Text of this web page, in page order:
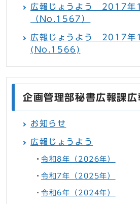
広報じょうよう 2017年
（No.1567）
広報じょうよう 2017年
(No.1566)
企画管理部秘書広報課広
お知らせ
広報じょうよう
令和8年（2026年）
令和7年（2025年）
令和6年（2024年）